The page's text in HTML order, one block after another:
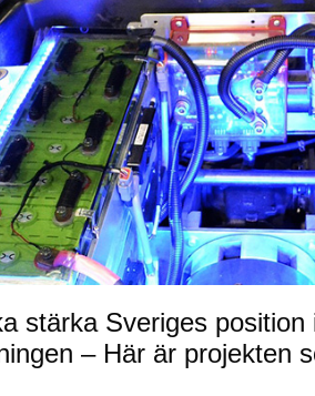
stärka Sveriges position
– Här är projekten